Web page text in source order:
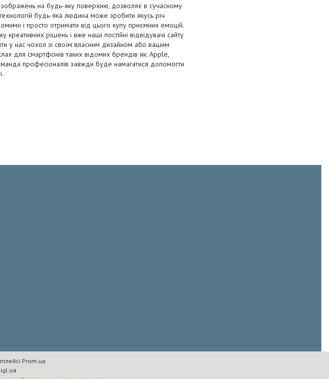
зображень на будь-яку поверхню, дозволяє в сучасному
будь-яка людина може зробити якусь річ
і просто отримати від цього купу приємних емоцій.
рішень і вже наші постійні відвідувачі сайту
у нас чохол зі своїм власним дизайном або вашим
для смартфонів таких відомих брендів як: Apple,
професіоналів завжди буде намагатися допомогти
Prom.ua